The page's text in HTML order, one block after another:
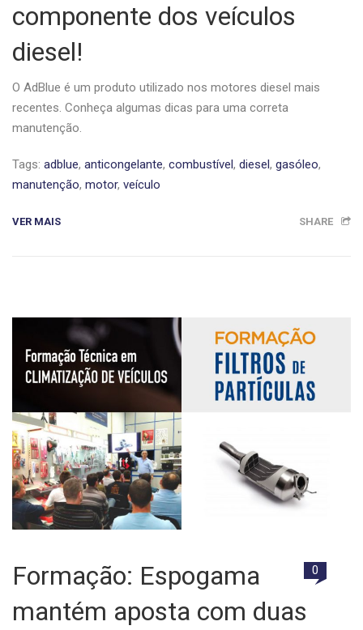
componente dos veículos
diesel!
O AdBlue é um produto utilizado nos motores diesel mais
recentes. Conheça algumas dicas para uma correta
manutenção.
Tags: adblue, anticongelante, combustível, diesel, gasóleo,
manutenção, motor, veículo
VER MAIS SHARE
Formação: Espogama
mantém aposta com duas
0